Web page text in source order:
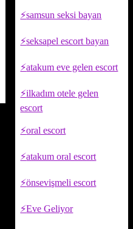
samsun seksi bayan
seksapel escort bayan
atakum eve gelen escort
ilkadım otele gelen
escort
oral escort
atakum oral escort
önsevişmeli escort
Eve Geliyor